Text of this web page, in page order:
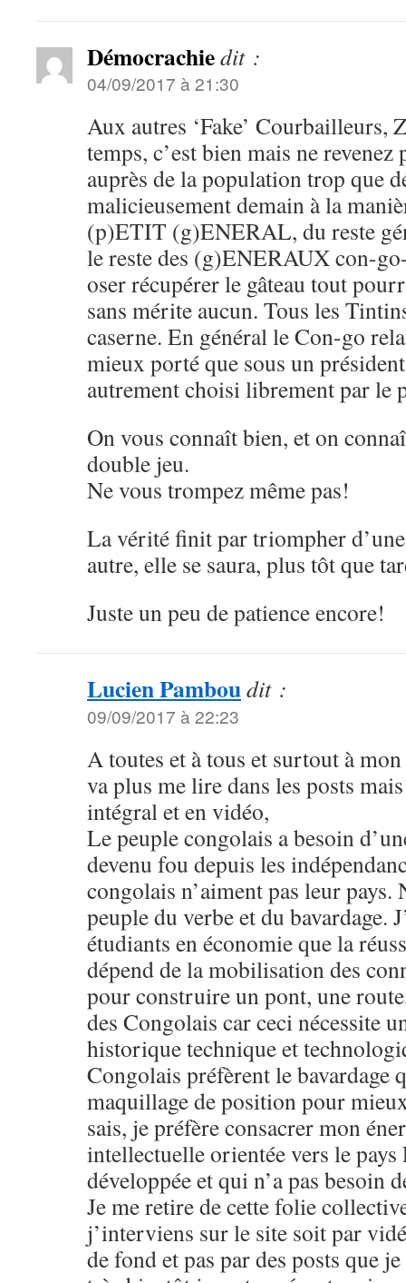
Démocrachiedit :
04/09/2017 à 21:30
Aux autres ‘Fake’ Courbailleurs,
temps, c’est bien mais ne revenez
auprès de la population trop que
malicieusement demain à la
(p)ETIT (g)ENERAL, du reste
le reste des (g)ENERAUX con-
oser récupérer le gâteau tout
sans mérite aucun. Tous les
caserne. En général le Con-go
mieux porté que sous un
autrement choisi librement par
On vous connaît bien, et on
double jeu.
Ne vous trompez même pas!
La vérité finit par triompher
autre, elle se saura, plus tôt que
Juste un peu de patience encore!
Lucien Pamboudit :
09/09/2017 à 22:23
A toutes et à tous et surtout à
va plus me lire dans les posts
intégral et en vidéo,
Le peuple congolais a besoin
devenu fou depuis les
congolais n’aiment pas leur pays.
peuple du verbe et du bavardage.
étudiants en économie que la
dépend de la mobilisation des
pour construire un pont, une
des Congolais car ceci nécessite
historique technique et
Congolais préfèrent le bavardage
maquillage de position pour
sais, je préfère consacrer mon
intellectuelle orientée vers le pays
développée et qui n’a pas besoin
Je me retire de cette folie
j’interviens sur le site soit par
de fond et pas par des posts que